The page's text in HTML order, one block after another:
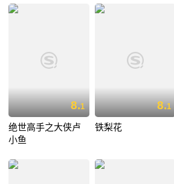
8.1
绝世高手之大侠卢
小鱼
8.1
铁梨花